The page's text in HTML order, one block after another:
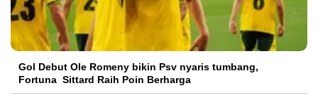
Gol Debut Ole Romeny bikin Psv nyaris tumbang,
Fortuna Sittard Raih Poin Berharga